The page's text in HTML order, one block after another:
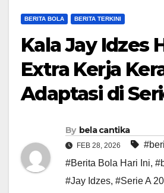
BERITA BOLA BERITA TERKINI
Kala Jay Idzes
Extra Kerja
Adaptasi di
By bela cantika
FEB 28, 2026
#Berita Bola Hari Ini,
#Jay Idzes, #Serie A